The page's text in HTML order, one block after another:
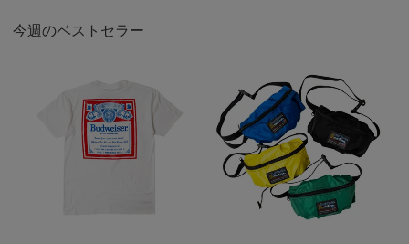
今週のベストセラー